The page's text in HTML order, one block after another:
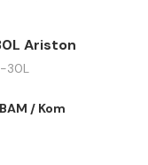
Ariston
30L
/ Kom